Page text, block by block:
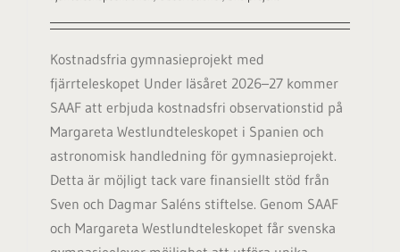
Kostnadsfria gymnasieprojekt med
fjärrteleskopet Under läsåret 2026–27 kommer
SAAF att erbjuda kostnadsfri observationstid på
Margareta Westlundteleskopet i Spanien och
astronomisk handledning för gymnasieprojekt.
Detta är möjligt tack vare finansiellt stöd från
Sven och Dagmar Saléns stiftelse. Genom SAAF
och Margareta Westlundteleskopet får svenska